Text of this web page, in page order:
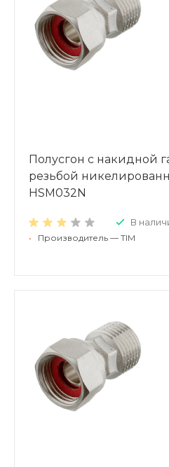
Полусгон с накидной
резьбой
HSM032N
В
• Производитель — TIM